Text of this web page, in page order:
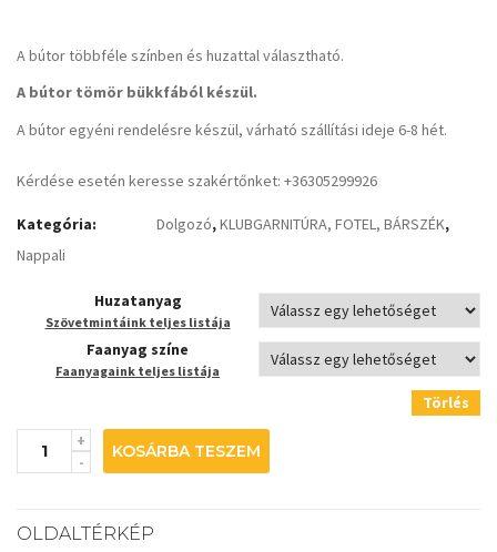
A bútor többféle színben és huzattal választható.
A bútor tömör bükkfából készül.
A bútor egyéni rendelésre készül, várható szállítási ideje 6-8 hét.
Kérdése esetén keresse szakértőnket: +36305299926
Kategória: Dolgozó,KLUBGARNITÚRA, FOTEL, BÁRSZÉK,
Nappali
Huzatanyag
Szövetmintáink teljes listája
Faanyag színe
Faanyagaink teljes listája
Törlés
KOSÁRBA TESZEM
OLDALTÉRKÉP